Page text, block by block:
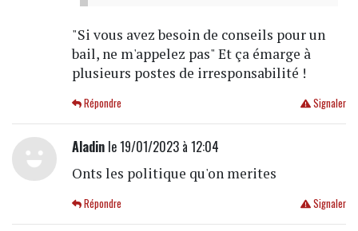
"Si vous avez besoin de conseils pour un
bail, ne m'appelez pas" Et ça émarge à
plusieurs postes de irresponsabilité !
Signaler
Répondre
Aladinle 19/01/2023 à 12:04
Onts les politique qu'on merites
Signaler
Répondre